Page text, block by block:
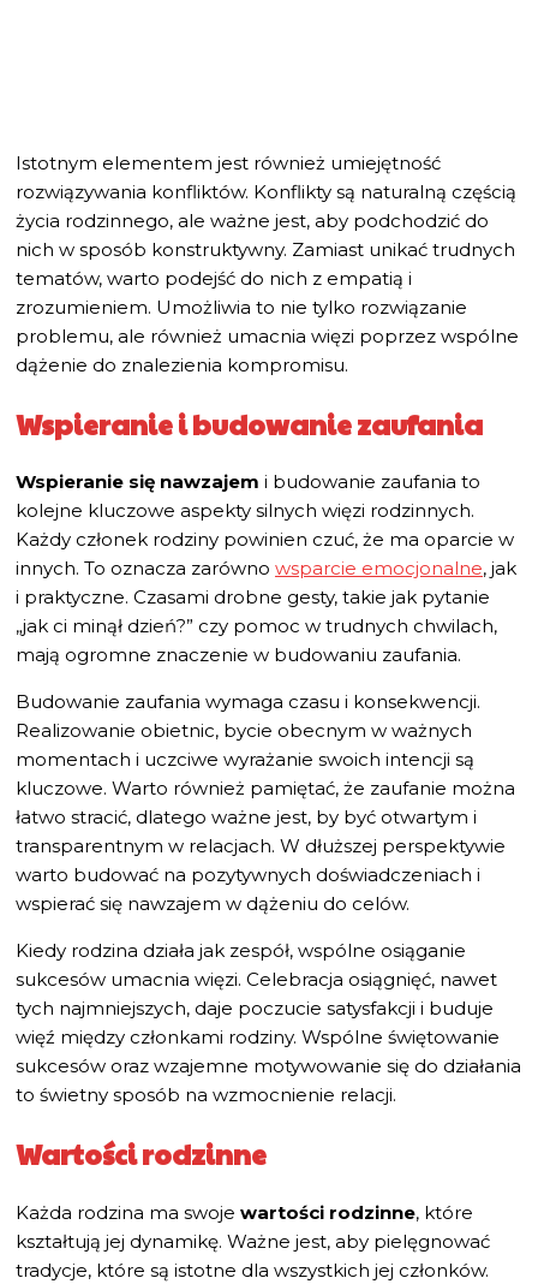
Istotnym elementem jest również umiejętność
rozwiązywania konfliktów. Konflikty są naturalną częścią
życia rodzinnego, ale ważne jest, aby podchodzić do
nich w sposób konstruktywny. Zamiast unikać trudnych
tematów, warto podejść do nich z empatią i
zrozumieniem. Umożliwia to nie tylko rozwiązanie
problemu, ale również umacnia więzi poprzez wspólne
dążenie do znalezienia kompromisu.
Wspieranie i budowanie zaufania
Wspieranie się nawzajem i budowanie zaufania to
kolejne kluczowe aspekty silnych więzi rodzinnych.
Każdy członek rodziny powinien czuć, że ma oparcie w
innych. To oznacza zarówno wsparcie emocjonalne, jak
i praktyczne. Czasami drobne gesty, takie jak pytanie
„jak ci minął dzień?” czy pomoc w trudnych chwilach,
mają ogromne znaczenie w budowaniu zaufania.
Budowanie zaufania wymaga czasu i konsekwencji.
Realizowanie obietnic, bycie obecnym w ważnych
momentach i uczciwe wyrażanie swoich intencji są
kluczowe. Warto również pamiętać, że zaufanie można
łatwo stracić, dlatego ważne jest, by być otwartym i
transparentnym w relacjach. W dłuższej perspektywie
warto budować na pozytywnych doświadczeniach i
wspierać się nawzajem w dążeniu do celów.
Kiedy rodzina działa jak zespół, wspólne osiąganie
sukcesów umacnia więzi. Celebracja osiągnięć, nawet
tych najmniejszych, daje poczucie satysfakcji i buduje
więź między członkami rodziny. Wspólne świętowanie
sukcesów oraz wzajemne motywowanie się do działania
to świetny sposób na wzmocnienie relacji.
Wartości rodzinne
Każda rodzina ma swoje wartości rodzinne, które
kształtują jej dynamikę. Ważne jest, aby pielęgnować
tradycje, które są istotne dla wszystkich jej członków.